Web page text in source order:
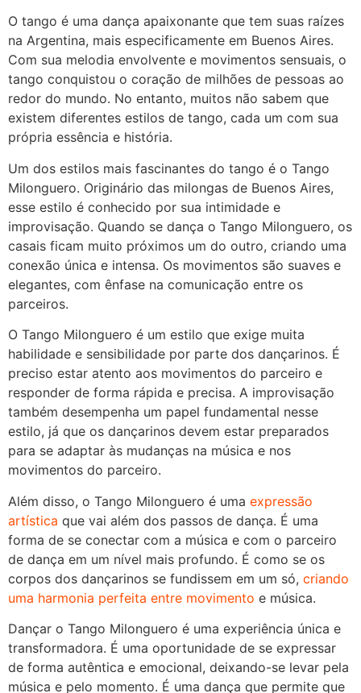
O tango é uma dança apaixonante que tem suas raízes
na Argentina, mais especificamente em Buenos Aires.
Com sua melodia envolvente e movimentos sensuais, o
tango conquistou o coração de milhões de pessoas ao
redor do mundo. No entanto, muitos não sabem que
existem diferentes estilos de tango, cada um com sua
própria essência e história.
Um dos estilos mais fascinantes do tango é o Tango
Milonguero. Originário das milongas de Buenos Aires,
esse estilo é conhecido por sua intimidade e
improvisação. Quando se dança o Tango Milonguero, os
casais ficam muito próximos um do outro, criando uma
conexão única e intensa. Os movimentos são suaves e
elegantes, com ênfase na comunicação entre os
parceiros.
O Tango Milonguero é um estilo que exige muita
habilidade e sensibilidade por parte dos dançarinos. É
preciso estar atento aos movimentos do parceiro e
responder de forma rápida e precisa. A improvisação
também desempenha um papel fundamental nesse
estilo, já que os dançarinos devem estar preparados
para se adaptar às mudanças na música e nos
movimentos do parceiro.
Além disso, o Tango Milonguero é uma expressão
artística que vai além dos passos de dança. É uma
forma de se conectar com a música e com o parceiro
de dança em um nível mais profundo. É como se os
corpos dos dançarinos se fundissem em um só, criando
uma harmonia perfeita entre movimento e música.
Dançar o Tango Milonguero é uma experiência única e
transformadora. É uma oportunidade de se expressar
de forma autêntica e emocional, deixando-se levar pela
música e pelo momento. É uma dança que permite que